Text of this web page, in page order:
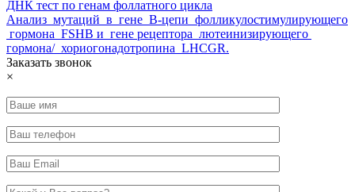
ДНК ​тест по генам фоллатного цикла
Анализ​ ​ мутаций​ ​ в​ ​ гене​ ​ Β-цепи​ ​ фолликулостимулирующего​
​ гормона​ ​ FSHB​ ​и​ ​ гене рецептора​ ​ лютеинизирующего​ ​
гормона/​ ​ хориогонадотропина​ ​ LHCGR.
Заказать звонок
×